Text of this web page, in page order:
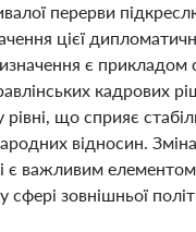
перерви
цієї
є прикладом
кадрових
що сприяє
відносин.
є важливим елементом
зовнішньої